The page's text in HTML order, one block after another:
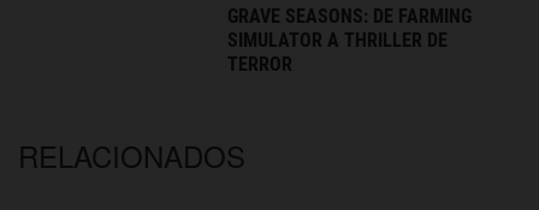
GRAVE SEASONS: DE FARMING
SIMULATOR A THRILLER DE
TERROR
RELACIONADOS